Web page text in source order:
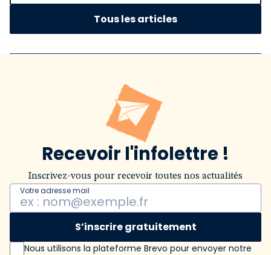
Tous les articles
Recevoir l'infolettre !
Inscrivez-vous pour recevoir toutes nos actualités
Votre adresse mail
S’inscrire gratuitement
Nous utilisons la plateforme Brevo pour envoyer notre